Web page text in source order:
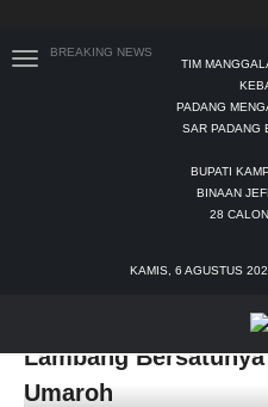
BREAKING NEWS
TIM
PADANG
SAR PADANG
BUPATI
BINAAN
28
KAMIS, 6 AGUSTUS
Presiden Prabowo:
Lambang
Umaroh